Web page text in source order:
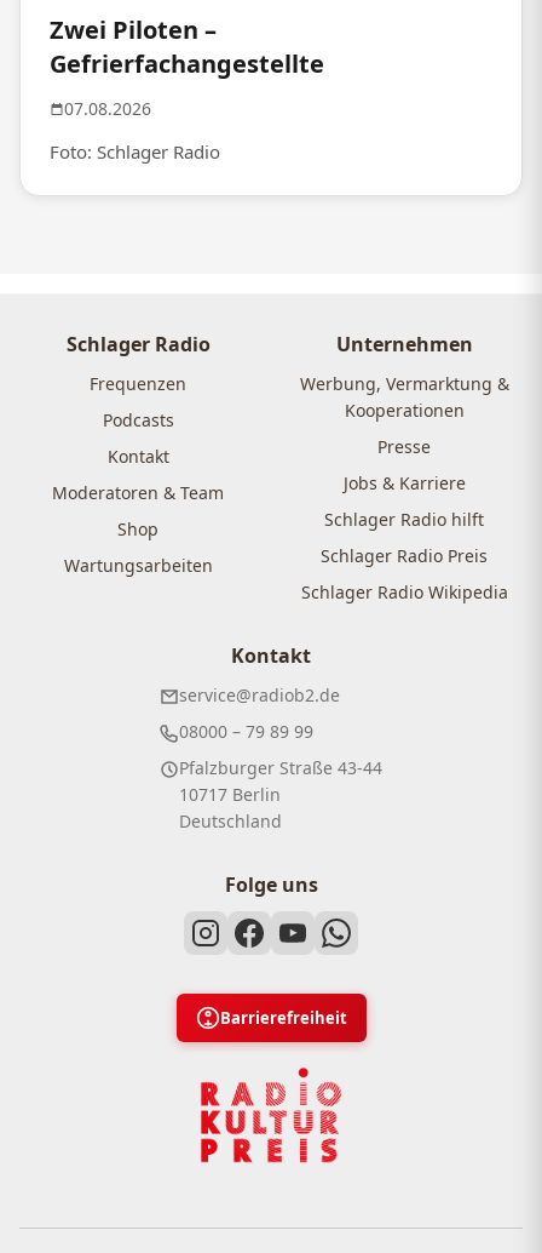
Zwei Piloten –
Gefrierfachangestellte
07.08.2026
Foto: Schlager Radio
Schlager Radio
Frequenzen
Podcasts
Kontakt
Moderatoren & Team
Shop
Wartungsarbeiten
Unternehmen
Werbung, Vermarktung &
Kooperationen
Presse
Jobs & Karriere
Schlager Radio hilft
Schlager Radio Preis
Schlager Radio Wikipedia
Kontakt
service@radiob2.de
08000 – 79 89 99
Pfalzburger Straße 43-44
10717 Berlin
Deutschland
Folge uns
Barrierefreiheit